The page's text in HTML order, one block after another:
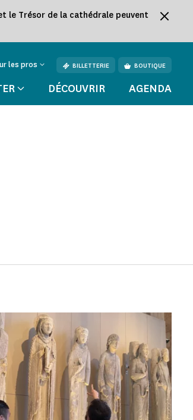
le Trésor de la cathédrale peuvent
les pros BILLETTERIE BOUTIQUE
DÉCOUVRIR AGENDA